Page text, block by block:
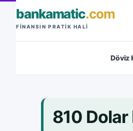
bankamatic.com
FINANSIN PRATIK HALI
Döviz
810 Dolar